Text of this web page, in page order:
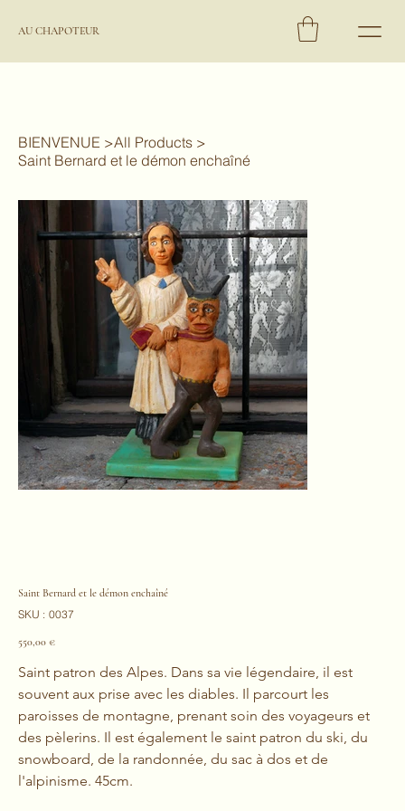
AU CHAPOTEUR
BIENVENUE >All Products >
Saint Bernard et le démon enchaîné
Saint Bernard et le démon enchaîné
SKU : SKU
0037
0037
Prix
550,00 €
Saint patron des Alpes. Dans sa vie légendaire, il est
souvent aux prise avec les diables. Il parcourt les
paroisses de montagne, prenant soin des voyageurs et
des pèlerins. Il est également le saint patron du ski, du
snowboard, de la randonnée, du sac à dos et de
l'alpinisme. 45cm.